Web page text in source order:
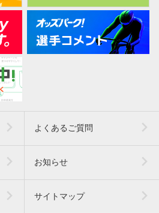
よくあるご質問
お知らせ
サイトマップ